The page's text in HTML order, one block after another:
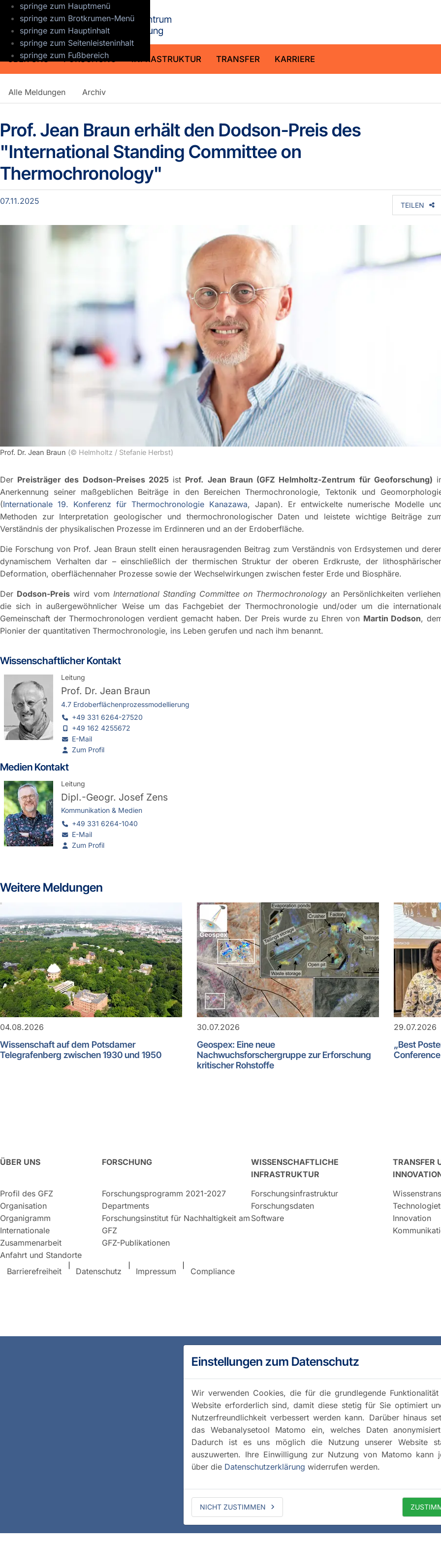
springe zum Hauptmenü
springe zum Brotkrumen-Menü
springe zum Hauptinhalt
springe zum Seitenleisteninhalt
springe zum Fußbereich
ÜBER UNS FORSCHUNG INFRASTRUKTUR TRANSFER KARRIERE
Detailansicht
Alle Meldungen Archiv
Prof. Jean Braun erhält den Dodson-Preis des
"International Standing Committee on
Thermochronology"
07.11.2025 TEILEN
Prof. Dr. Jean Braun (© Helmholtz / Stefanie Herbst)
Der Preisträger des Dodson-Preises 2025ist Prof. Jean Braun (GFZ Helmholtz-Zentrum für Geoforschung)
Anerkennung seiner maßgeblichen Beiträge in den Bereichen Thermochronologie, Tektonik und
(Internationale 19. Konferenz für Thermochronologie Kanazawa, Japan). Er entwickelte numerische Modelle
Methoden zur Interpretation geologischer und thermochronologischer Daten und leistete wichtige Beiträge
Verständnis der physikalischen Prozesse im Erdinneren und an der Erdoberfläche.
Die Forschung von Prof. Jean Braun stellt einen herausragenden Beitrag zum Verständnis von Erdsystemen und
dynamischem Verhalten dar – einschließlich der thermischen Struktur der oberen Erdkruste, der
Deformation, oberflächennaher Prozesse sowie der Wechselwirkungen zwischen fester Erde und Biosphäre.
Der Dodson-Preis wird vom International Standing Committee on Thermochronology an Persönlichkeiten
die sich in außergewöhnlicher Weise um das Fachgebiet der Thermochronologie und/oder um die
Gemeinschaft der Thermochronologen verdient gemacht haben. Der Preis wurde zu Ehren von Martin Dodson,
Pionier der quantitativen Thermochronologie, ins Leben gerufen und nach ihm benannt.
Wissenschaftlicher Kontakt
Leitung
Prof. Dr. Jean Braun
4.7 Erdoberflächenprozessmodellierung
+49 331 6264-27520
+49 162 4255672
E-Mail
Zum Profil
Medien Kontakt
Leitung
Dipl.-Geogr. Josef Zens
Kommunikation & Medien
+49 331 6264-1040
E-Mail
Zum Profil
Weitere Meldungen
04.08.2026
Wissenschaft auf dem Potsdamer
Telegrafenberg zwischen 1930 und 1950
30.07.2026
Geospex: Eine neue
Nachwuchsforschergruppe zur Erforschung
kritischer Rohstoffe
29.07.2026
„Best
ÜBER UNS
Profil des GFZ
Organisation
Organigramm
Internationale
Zusammenarbeit
Anfahrt und Standorte
FORSCHUNG
Forschungsprogramm 2021-2027
Departments
Forschungsinstitut für Nachhaltigkeit am
GFZ
GFZ-Publikationen
WISSENSCHAFTLICHE
INFRASTRUKTUR
Forschungsinfrastruktur
Forschungsdaten
Software
TRANSFER
Innovation
Barrierefreiheit Datenschutz Impressum Compliance
Einstellungen zum Datenschutz
Wir verwenden Cookies, die für die grundlegende Funktionalität
Website erforderlich sind, damit diese stetig für Sie optimiert
Nutzerfreundlichkeit verbessert werden kann. Darüber hinaus
das Webanalysetool Matomo ein, welches Daten
Dadurch ist es uns möglich die Nutzung unserer Website
auszuwerten. Ihre Einwilligung zur Nutzung von Matomo kann
über die Datenschutzerklärung widerrufen werden.
NICHT ZUSTIMMEN